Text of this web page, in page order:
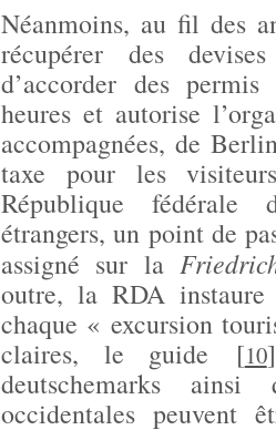
Néanmoins, au fil des
récupérer des
d’accorder des
heures et autorise
accompagnées, de
taxe pour les
République fédérale
étrangers, un point de
assigné sur la
outre, la RDA
chaque « excursion
claires, le guide [10]
deutschemarks
occidentales peuvent